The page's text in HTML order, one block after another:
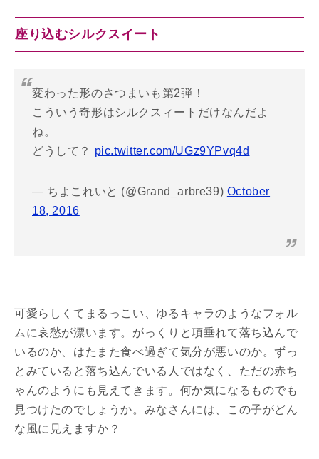
座り込むシルクスイート
変わった形のさつまいも第2弾！
こういう奇形はシルクスィートだけなんだよ
ね。
どうして？ pic.twitter.com/UGz9YPvq4d
— ちよこれいと (@Grand_arbre39) October
18, 2016
可愛らしくてまるっこい、ゆるキャラのようなフォル
ムに哀愁が漂います。がっくりと項垂れて落ち込んで
いるのか、はたまた食べ過ぎて気分が悪いのか。ずっ
とみていると落ち込んでいる人ではなく、ただの赤ち
ゃんのようにも見えてきます。何か気になるものでも
見つけたのでしょうか。みなさんには、この子がどん
な風に見えますか？